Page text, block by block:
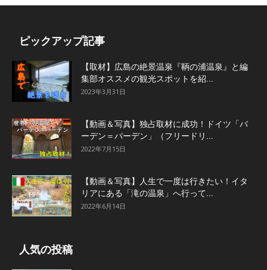
ピックアップ記事
【取材】広島の絶景温泉『鞆の浦温泉』と編
集部オススメの観光スポットを紹...
2023年3月31日
【動画＆写真】独占取材に成功！ドイツ「バ
ーデン＝バーデン」（フリードリ...
2022年7月15日
【動画＆写真】人生で一度は行きたい！イタ
リアにある「滝の温泉」へ行って...
2022年6月14日
人気の投稿